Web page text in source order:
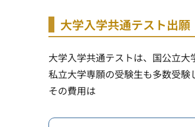
大学入学共通テスト出願
大学入学共通テストは、国公立
私立大学専願の受験生も多数受験
その費用は